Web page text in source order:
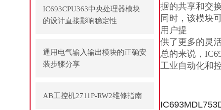
IC693CPU363中央处理器模块
的设计直接影响稳定性
通用电气输入输出模块的正确安
装步骤分享
AB工控机2711P-RW2维修指南
据的共享和交
同时，该模块
用户提
供了更多的灵
总的来说，
工业自动化和